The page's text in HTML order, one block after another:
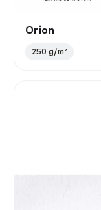
Orion
250 g/m²